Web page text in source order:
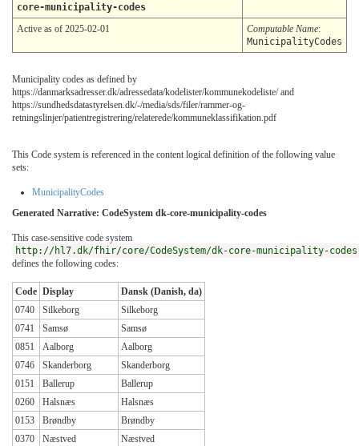
core-municipality-codes
Active as of 2025-02-01 Computable Name:
MunicipalityCodes
Municipality codes as defined by
https://danmarksadresser.dk/adressedata/kodelister/kommunekodeliste/ and
https://sundhedsdatastyrelsen.dk/-/media/sds/filer/rammer-og-
retningslinjer/patientregistrering/relaterede/kommuneklassifikation.pdf
This Code system is referenced in the content logical definition of the following value
sets:
MunicipalityCodes
Generated Narrative: CodeSystem dk-core-municipality-codes
This case-sensitive code system
http://hl7.dk/fhir/core/CodeSystem/dk-core-municipality-codes
defines the following codes:
Code Display
Dansk (Danish, da)
0740
Silkeborg
Silkeborg
0741
Samsø
Samsø
0851
Aalborg
Aalborg
0746
Skanderborg
Skanderborg
0151
Ballerup
Ballerup
0260
Halsnæs
Halsnæs
0153
Brøndby
Brøndby
0370
Næstved
Næstved